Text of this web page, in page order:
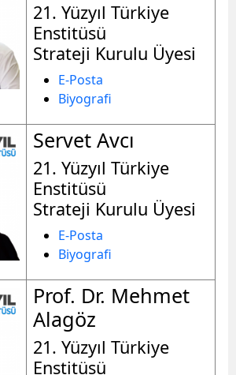
21. Yüzyıl Türkiye
Enstitüsü
Strateji Kurulu Üyesi
E-Posta
Biyografi
Servet Avcı
21. Yüzyıl Türkiye
Enstitüsü
Strateji Kurulu Üyesi
E-Posta
Biyografi
Prof. Dr. Mehmet
Alagöz
21. Yüzyıl Türkiye
Enstitüsü